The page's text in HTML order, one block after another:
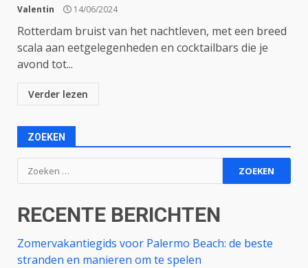
Valentin 14/06/2024
Rotterdam bruist van het nachtleven, met een breed
scala aan eetgelegenheden en cocktailbars die je
avond tot...
Verder lezen
ZOEKEN
Zoeken
naar:
RECENTE BERICHTEN
Zomervakantiegids voor Palermo Beach: de beste
stranden en manieren om te spelen